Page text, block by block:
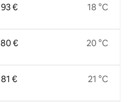
93 €
80 €
81 €
18 °C
20 °C
21 °C